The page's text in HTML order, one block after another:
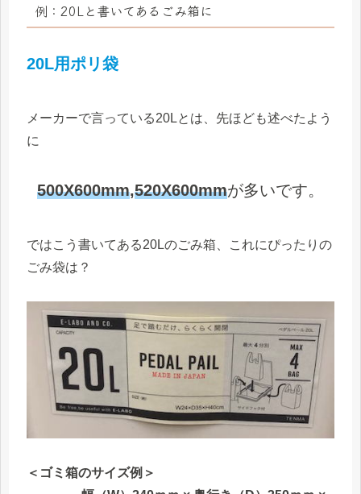
例：20Lと書いてあるごみ箱に
20L用ポリ袋
メーカーで言っている20Lとは、先ほども述べたよう
に
500X600mm,520X600mmが多いです。
ではこう書いてある20Lのごみ箱、これにぴったりの
ごみ袋は？
＜ゴミ箱のサイズ例＞